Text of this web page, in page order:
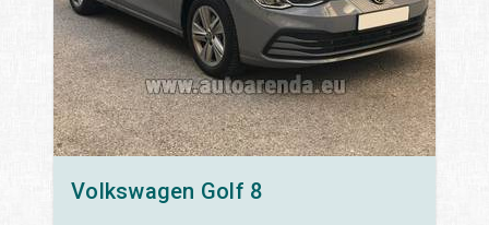
Volkswagen Golf 8